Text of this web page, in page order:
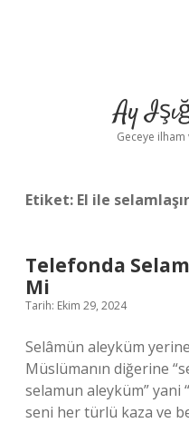
Ay
Geceye
Etiket: El ile
Telefonda
Mi
Tarih: Ekim 29, 2024
Selâmün aleyküm
Müslümanın diğerine
selamun aleyküm” yani
seni her türlü kaza ve